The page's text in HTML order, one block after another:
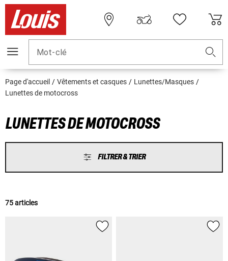
Mot-clé
Page d'accueil Vêtements et casques
Lunettes/Masques
Lunettes de motocross
LUNETTES DE MOTOCROSS
FILTRER & TRIER
75 articles